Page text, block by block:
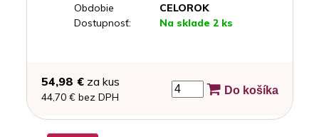
Obdobie
CELOROK
Dostupnosť:
Na sklade 2 ks
54,98 €za kus
44,70 € bez DPH
Do košíka